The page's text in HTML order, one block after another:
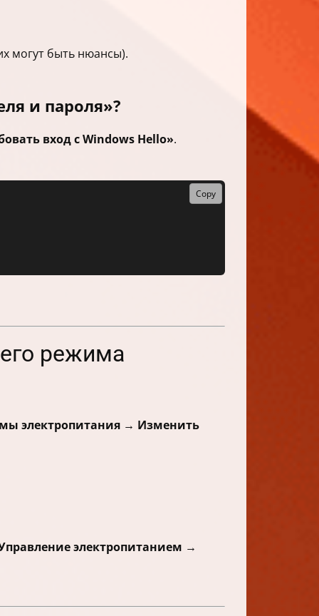
могут быть нюансы).
и пароля»?
вход с Windows Hello».
Copy
режима
электропитания → Изменить
электропитанием →